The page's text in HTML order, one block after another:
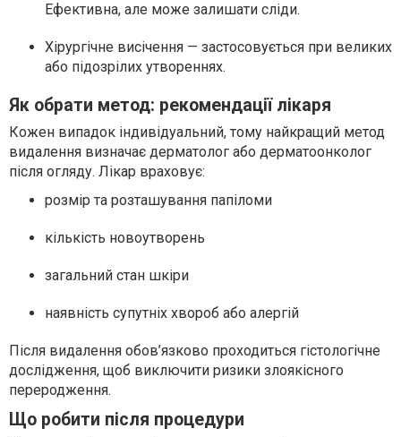
Ефективна, але може залишати сліди.
Хірургічне висічення — застосовується при великих
або підозрілих утвореннях.
Як обрати метод: рекомендації лікаря
Кожен випадок індивідуальний, тому найкращий метод
видалення визначає дерматолог або дерматоонколог
після огляду. Лікар враховує:
розмір та розташування папіломи
кількість новоутворень
загальний стан шкіри
наявність супутніх хвороб або алергій
Після видалення обов’язково проходиться гістологічне
дослідження, щоб виключити ризики злоякісного
переродження.
Що робити після процедури